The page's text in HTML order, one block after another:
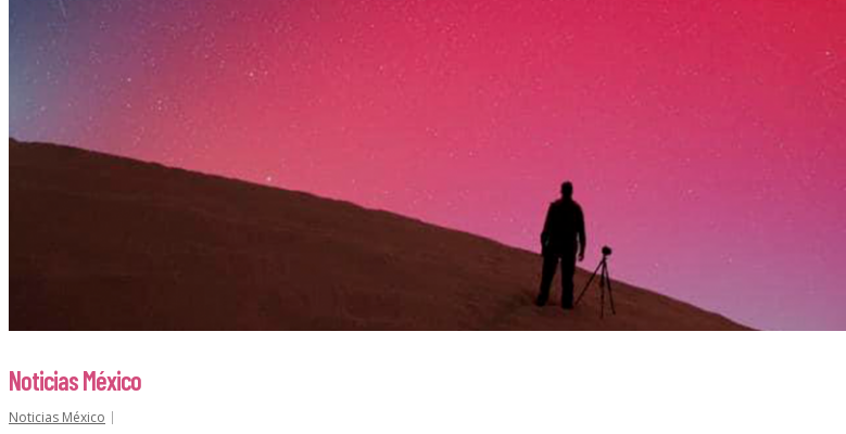
Noticias México
Noticias México